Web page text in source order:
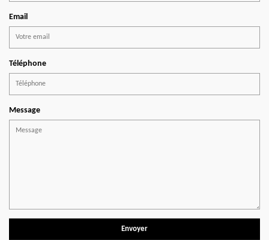
Email
Téléphone
Message